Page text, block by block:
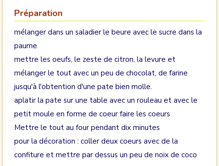
Préparation
mélanger dans un saladier le beure avec le sucre dans la
paume
mettre les oeufs, le zeste de citron, la levure et
mélanger le tout avec un peu de chocolat, de farine
jusqu'à l'obtention d'une pate bien molle.
aplatir la pate sur une table avec un rouleau et avec le
petit moule en forme de coeur faire les coeurs
Mettre le tout au four pendant dix minutes
pour la décoration : coller deux coeurs avec de la
confiture et mettre par dessus un peu de noix de coco